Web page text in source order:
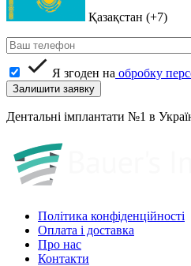
Қазақстан (+7)
Я згоден на обробку
Дентальні імплантати №1 в
Політика конфіденційності
Оплата і доставка
Про нас
Контакти